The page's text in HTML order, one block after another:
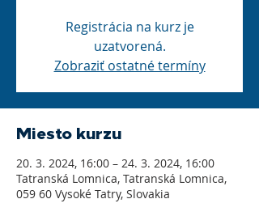
Registrácia na kurz je
uzatvorená.
Zobraziť ostatné termíny
Miesto kurzu
20. 3. 2024, 16:00 – 24. 3. 2024, 16:00
Tatranská Lomnica, Tatranská Lomnica,
059 60 Vysoké Tatry, Slovakia